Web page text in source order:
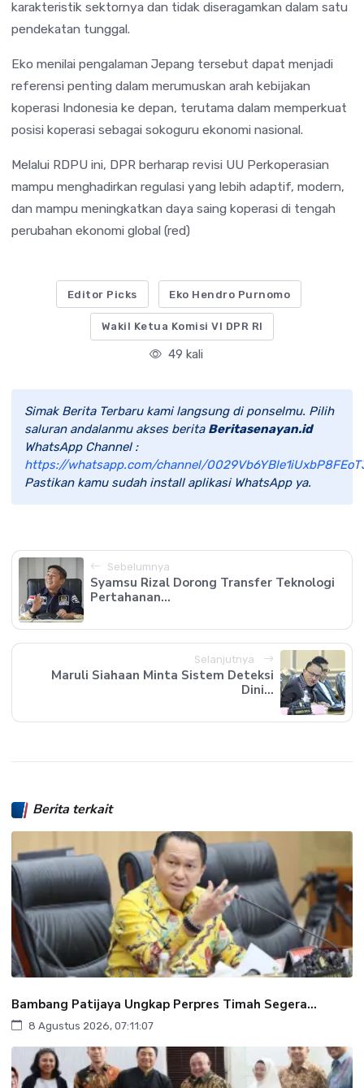
karakteristik sektornya dan tidak diseragamkan dalam satu
pendekatan tunggal.
Eko menilai pengalaman Jepang tersebut dapat menjadi
referensi penting dalam merumuskan arah kebijakan
koperasi Indonesia ke depan, terutama dalam memperkuat
posisi koperasi sebagai sokoguru ekonomi nasional.
Melalui RDPU ini, DPR berharap revisi UU Perkoperasian
mampu menghadirkan regulasi yang lebih adaptif, modern,
dan mampu meningkatkan daya saing koperasi di tengah
perubahan ekonomi global (red)
Editor Picks Eko Hendro Purnomo
Wakil Ketua Komisi VI DPR RI
49 kali
Simak Berita Terbaru kami langsung di ponselmu. Pilih
saluran andalanmu akses berita Beritasenayan.id
WhatsApp Channel :
https://whatsapp.com/channel/
Pastikan kamu sudah install aplikasi WhatsApp ya.
Sebelumnya
Syamsu Rizal Dorong Transfer Teknologi
Pertahanan...
Selanjutnya
Maruli Siahaan Minta Sistem Deteksi
Dini...
Berita terkait
Bambang Patijaya Ungkap Perpres Timah Segera...
8 Agustus 2026, 07:11:07